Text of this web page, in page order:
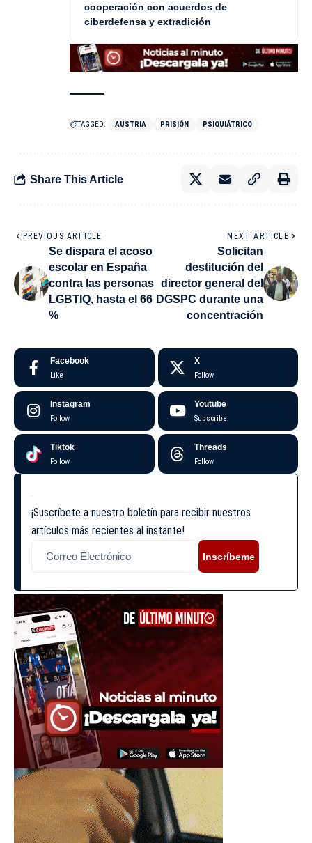
cooperación con acuerdos de
ciberdefensa y extradición
TAGGED: AUSTRIA PRISIÓN PSIQUIÁTRICO
Share This Article
PREVIOUS ARTICLE
Se dispara el acoso
escolar en España
contra las personas
LGBTIQ, hasta el 66
%
NEXT ARTICLE
Solicitan
destitución del
director general del
DGSPC durante una
concentración
Facebook
Like
X
Follow
Instagram
Follow
Youtube
Subscribe
Tiktok
Follow
Threads
Follow
¡Suscríbete a nuestro boletín para recibir nuestros
artículos más recientes al instante!
Inscríbeme